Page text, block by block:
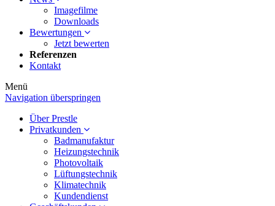
Imagefilme
Downloads
Bewertungen
Jetzt bewerten
Referenzen
Kontakt
Menü
Navigation überspringen
Über Prestle
Privatkunden
Badmanufaktur
Heizungstechnik
Photovoltaik
Lüftungstechnik
Klimatechnik
Kundendienst